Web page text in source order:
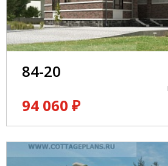
84-20
94 060 ₽